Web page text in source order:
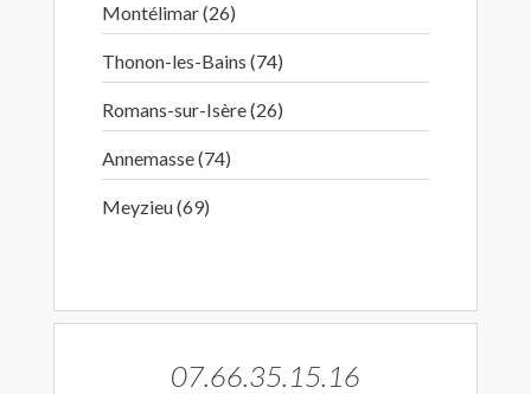
Montélimar (26)
Thonon-les-Bains (74)
Romans-sur-Isère (26)
Annemasse (74)
Meyzieu (69)
07.66.35.15.16